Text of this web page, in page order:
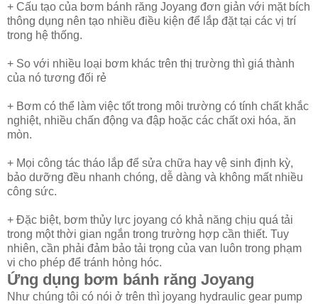
+ Cấu tạo của bơm bánh răng Joyang đơn giản với mặt bích
thông dụng nên tạo nhiều điều kiện để lắp đặt tại các vị trí
trong hệ thống.
+ So với nhiều loại bơm khác trên thị trường thì giá thành
của nó tương đối rẻ
+ Bơm có thể làm việc tốt trong môi trường có tính chất khắc
nghiệt, nhiều chấn động va đập hoặc các chất oxi hóa, ăn
mòn.
+ Mọi công tác tháo lắp để sửa chữa hay vệ sinh định kỳ,
bảo dưỡng đều nhanh chóng, dễ dàng và không mất nhiều
công sức.
+ Đặc biệt, bơm thủy lực joyang có khả năng chịu quá tải
trong một thời gian ngắn trong trường hợp cần thiết. Tuy
nhiên, cần phải đảm bảo tải trọng của van luôn trong phạm
vi cho phép để tránh hỏng hóc.
Ứng dụng bơm bánh răng Joyang
Như chúng tôi có nói ở trên thì joyang hydraulic gear pump